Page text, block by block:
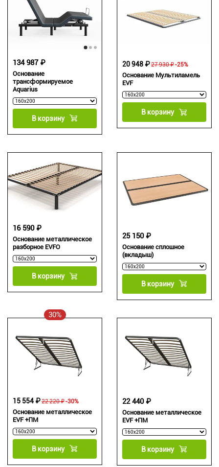
Основание
трансформируемое
Aquarius
134 987 ₽
В корзину
Основание Мультиламель
EVF
27 930 ₽
20 948 ₽ -25%
В корзину
Основание металлическое
разборное EVFO
16 590 ₽
В корзину
Основание сплошное
(вкладыш)
25 150 ₽
В корзину
30%
Основание металлическое
EVF +ПМ
22 220 ₽
15 554 ₽ -30%
В корзину
Основание металлическое
EVF +ПМ
22 440 ₽
В корзину